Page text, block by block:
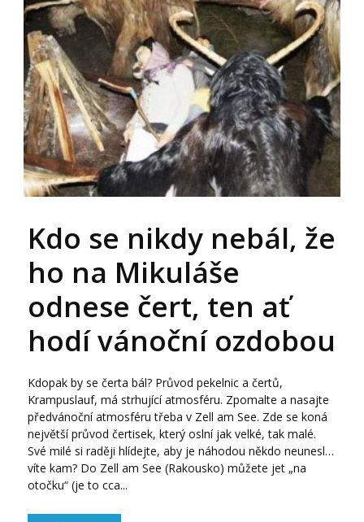
Kdo se nikdy nebál, že
ho na Mikuláše
odnese čert, ten ať
hodí vánoční ozdobou
Kdopak by se čerta bál? Průvod pekelnic a čertů,
Krampuslauf, má strhující atmosféru. Zpomalte a nasajte
předvánoční atmosféru třeba v Zell am See. Zde se koná
největší průvod čertisek, který oslní jak velké, tak malé.
Své milé si raději hlídejte, aby je náhodou někdo neunesl…
víte kam? Do Zell am See (Rakousko) můžete jet „na
otočku“ (je to cca...